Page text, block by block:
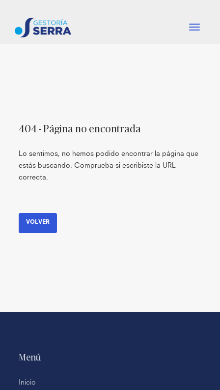
-
404 - Página no encontrada
Lo sentimos, no hemos podido encontrar la página que
estás buscando. Comprueba si escribiste la URL
correcta.
VOLVER
Menú
Inicio